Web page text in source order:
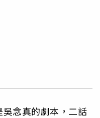
念真的劇本，二話